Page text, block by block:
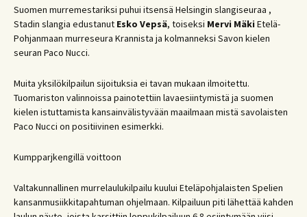
Suomen murremestariksi puhui itsensä Helsingin slangiseuraa ,
Stadin slangia edustanut Esko Vepsä, toiseksi Mervi Mäki Etelä-
Pohjanmaan murreseura Krannista ja kolmanneksi Savon kielen
seuran Paco Nucci.
Muita yksilökilpailun sijoituksia ei tavan mukaan ilmoitettu.
Tuomariston valinnoissa painotettiin lavaesiintymistä ja suomen
kielen istuttamista kansainvälistyvään maailmaan mistä savolaisten
Paco Nucci on positiivinen esimerkki.
Kumpparjkengillä voittoon
Valtakunnallinen murrelaulukilpailu kuului Eteläpohjalaisten Spelien
kansanmusiikkitapahtuman ohjelmaan. Kilpailuun piti lähettää kahden